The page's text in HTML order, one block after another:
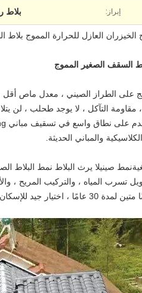
إبراز: بلاط
الخيزران العازل للحرارة المموج بلاط
السقف الصغير المموج
، مقاومة التآكل ، لا يوجد طحلب ،
والمباني الحديثة.
نمط صينيلا يرث البلاط نمط البلاط
تسرب المياه ، والتركيب المريح ،
جيد للإسكان الريفي الجديد أو التجديد.